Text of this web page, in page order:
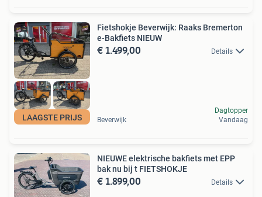
LAAGSTE PRIJS
Fietshokje Beverwijk: Raaks Bremerton
e-Bakfiets NIEUW
€ 1.499,00 Details
Beverwijk
Dagtopper
Vandaag
NIEUWE elektrische bakfiets met EPP
bak nu bij t FIETSHOKJE
€ 1.899,00 Details